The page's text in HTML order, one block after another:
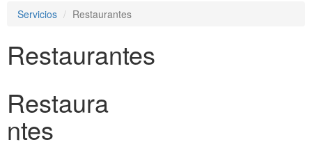
Servicios Restaurantes
Restaurantes
Restaura
ntes